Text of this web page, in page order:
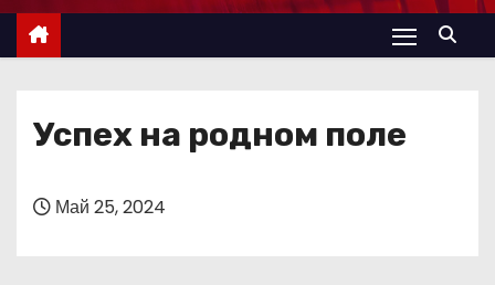
ж
Успех на родном поле
Май 25, 2024